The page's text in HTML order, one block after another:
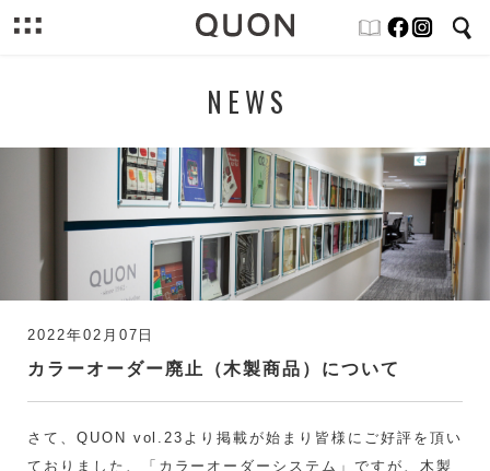
NEWS
2022年02月07日
カラーオーダー廃止（木製商品）について
さて、QUON vol.23より掲載が始まり皆様にご好評を頂い
ておりました、「カラーオーダーシステム」ですが、木製